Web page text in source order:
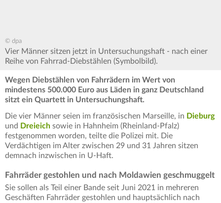
© dpa
Vier Männer sitzen jetzt in Untersuchungshaft - nach einer
Reihe von Fahrrad-Diebstählen (Symbolbild).
Wegen Diebstählen von Fahrrädern im Wert von
mindestens 500.000 Euro aus Läden in ganz Deutschland
sitzt ein Quartett in Untersuchungshaft.
Die vier Männer seien im französischen Marseille, in Dieburg
und Dreieich sowie in Hahnheim (Rheinland-Pfalz)
festgenommen worden, teilte die Polizei mit. Die
Verdächtigen im Alter zwischen 29 und 31 Jahren sitzen
demnach inzwischen in U-Haft.
Fahrräder gestohlen und nach Moldawien geschmuggelt
Sie sollen als Teil einer Bande seit Juni 2021 in mehreren
Geschäften Fahrräder gestohlen und hauptsächlich nach